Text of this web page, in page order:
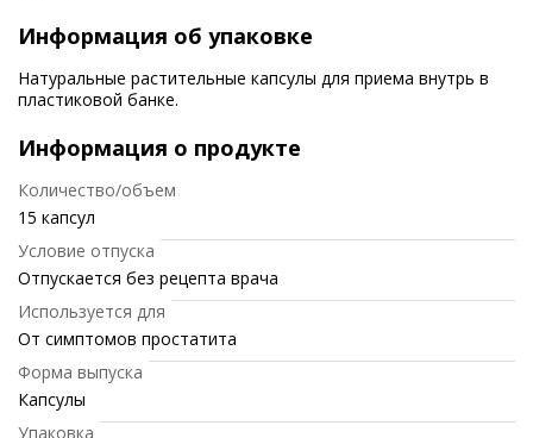
Информация об упаковке
Натуральные растительные капсулы для приема внутрь в
пластиковой банке.
Информация о продукте
Количество/объем
15 капсул
Условие отпуска
Отпускается без рецепта врача
Используется для
От симптомов простатита
Форма выпуска
Капсулы
Упаковка